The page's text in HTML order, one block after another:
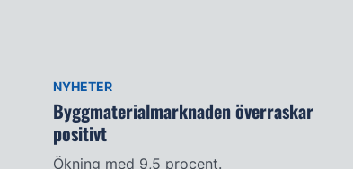
NYHETER
Byggmaterialmarknaden överraskar
positivt
Ökning med 9,5 procent.